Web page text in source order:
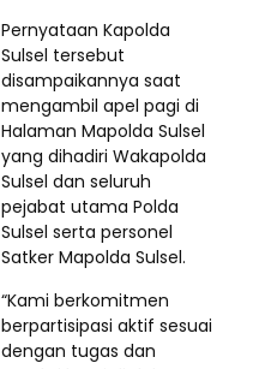
Pernyataan Kapolda
Sulsel tersebut
disampaikannya saat
mengambil apel pagi di
Halaman Mapolda Sulsel
yang dihadiri Wakapolda
Sulsel dan seluruh
pejabat utama Polda
Sulsel serta personel
Satker Mapolda Sulsel.
“Kami berkomitmen
berpartisipasi aktif sesuai
dengan tugas dan